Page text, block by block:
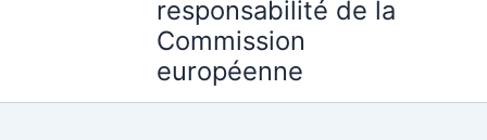
responsabilité de la
Commission
européenne